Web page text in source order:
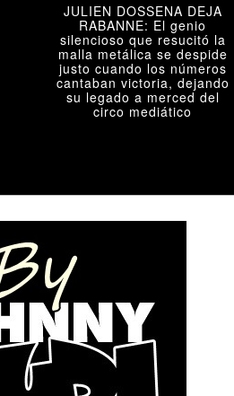
JULIEN DOSSENA DEJA
RABANNE: El genio
silencioso que resucitó la
malla metálica se despide
justo cuando los números
cantaban victoria, dejando
su legado a merced del
circo mediático